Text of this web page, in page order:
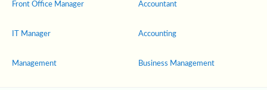
Front Office Manager
IT Manager
Management
Accountant
Accounting
Business Management